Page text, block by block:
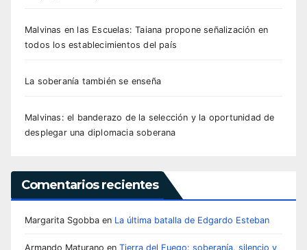
Malvinas en las Escuelas: Taiana propone señalización en
todos los establecimientos del país
La soberanía también se enseña
Malvinas: el banderazo de la selección y la oportunidad de
desplegar una diplomacia soberana
Comentarios recientes
Margarita Sgobba en La última batalla de Edgardo Esteban
Armando Maturano en Tierra del Fuego: soberanía, silencio y